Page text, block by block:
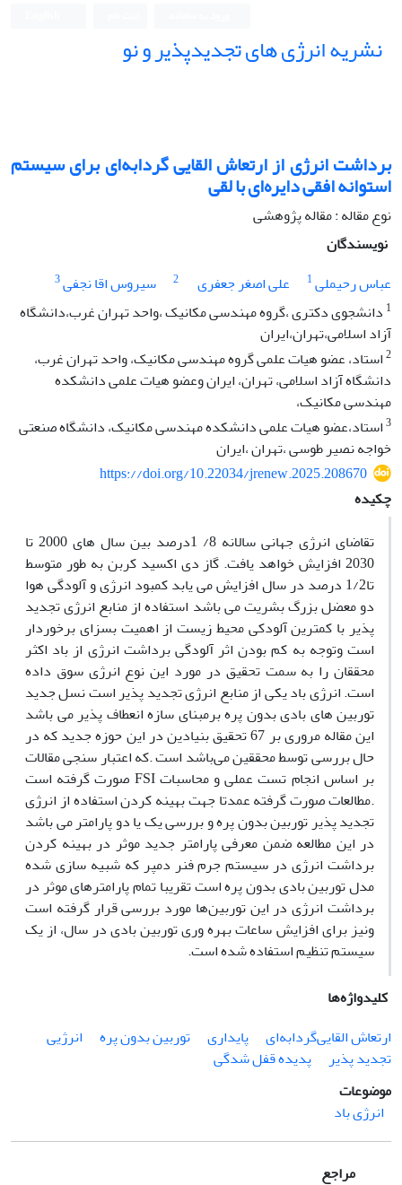
نشریه انرژی های تجدیدپذیر و نو
برداشت انرژی از ارتعاش القایی گردابه‌ای برای سیستم
استوانه افقی دایره‌ای با لقی
نوع مقاله : مقاله پژوهشی
نویسندگان
عباس رحیملی1 علی اصغر جعفری 2 سیروس اقا نجفی3
1 دانشجوی دکتری ،گروه مهندسی مکانیک ،واحد تهران غرب،دانشگاه
آزاد اسلامی،تهران،ایران
2استاد، عضو هیات علمی گروه مهندسی مکانیک، واحد تهران غرب،
دانشگاه آزاد اسلامی، تهران، ایران وعضو هیات علمی دانشکده
مهندسی مکانیک،
3استاد،عضو هیات علمی دانشکده مهندسی مکانیک، دانشگاه صنعتی
خواجه نصیر طوسی ،تهران ،ایران
https://doi.org/10.22034/jrenew.2025.208670
چکیده
تقاضای انرژی جهانی سالانه 8/ 1درصد بین سال های 2000 تا
2030 افزایش خواهد یافت. گاز دی اکسید کربن به طور متوسط
تا1/2 درصد در سال افزایش می یابد کمبود انرژی و آلودگی هوا
دو معضل بزرگ بشریت می باشد استفاده از منابع انرژی تجدید
پذیر با کمترین آلودکی محیط زیست از اهمیت بسزای برخوردار
است وتوجه به کم بودن اثر آلودگی برداشت انرژی از باد اکثر
محققان را به سمت تحقیق در مورد این نوع انرژی سوق داده
است. انرژی باد یکی از منابع انرژی تجدید پذیر است نسل جدید
توربین های بادی بدون پره برمبنای سازه انعطاف پذیر می باشد
این مقاله مروری بر 67 تحقیق بنیادین در این حوزه جدید که در
حال بررسی توسط محققین می‌باشد است .که اعتبار سنجی مقالات
بر اساس انجام تست عملی و محاسبات FSI صورت گرفته است
.مطالعات صورت گرفته عمدتا جهت بهینه کردن استفاده از انرژی
تجدید پذیر توربین بدون پره و بررسی یک یا دو پارامتر می باشد
در این مطالعه ضمن معرفی پارامتر جدید موثر در بهینه کردن
برداشت انرژی در سیستم جرم فنر دمپر که شبیه سازی شده
مدل توربین بادی بدون پره است تقریبا تمام پارامترهای موثر در
برداشت انرژی در این توربین‌ها مورد بررسی قرار گرفته است
ونیز برای افزایش ساعات بهره وری توربین بادی در سال، از یک
سیستم تنظیم استفاده شده است.
کلیدواژه‌ها
ارتعاش القایی‌گردابه‌ای
پایداری توربین بدون پره
انرژیی
تجدید پذیر
پدیده قفل شدگی
موضوعات
انرژی باد
مراجع